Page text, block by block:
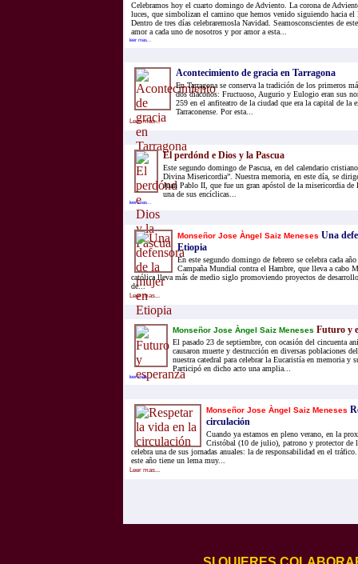
Celebramos hoy el cuarto domingo de Adviento. La corona de
luces, que simbolizan el camino que hemos venido siguiendo hacia
Dentro de tres días celebraremosla Navidad. Seamosconscientes de
amor a cada uno de nosotros y por amor a esta...
leer mas...
Acontecimiento de gracia en Tarragona
En Tarragona se conserva la tradición de los primeros
dos diáconos: Fructuoso, Augurio y Eulogio eran sus
259 en el anfiteatro de la ciudad que era la capital de la
Tarraconense. Por esta...
Leer mas...
El perdónd e Dios y la Pascua
Este segundo domingo de Pascua, en del calendario
Divina Misericordia”. Nuestra memoria, en este día, se
Juan Pablo II, que fue un gran apóstol de la misericordia de
una de sus encíclicas...
leer mas...
Monseñor Jose Àngel Saiz Meneses Una
Etiopia
En este segundo domingo de febrero se celebra cada
Campaña Mundial contra el Hambre, que lleva a cabo
católica lleva más de medio siglo promoviendo proyectos de
de...
Leer mas...
Monseñor Jose Àngel Saiz Meneses Futuro y
El pasado 23 de septiembre, con ocasión del cincuenta
causaron muerte y destrucción en diversas poblaciones
nuestra catedral para celebrar la Eucaristía en memoria y
Participó en dicho acto una amplia...
leer mas...
Monseñor Jose Àngel Saiz Meneses
circulación
Cuando ya estamos en pleno verano, en la
Cristóbal (10 de julio), patrono y protector de
celebra una de sus jornadas anuales: la de responsabilidad en el
este año tiene un lema muy...
Leer mas...